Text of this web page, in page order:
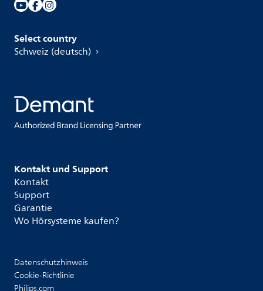
Kontakt und Support
Kontakt
Support
Garantie
Wo Hörsysteme kaufen?
Select country
Schweiz (deutsch)
Datenschutzhinweis
Cookie-Richtlinie
Philips.com